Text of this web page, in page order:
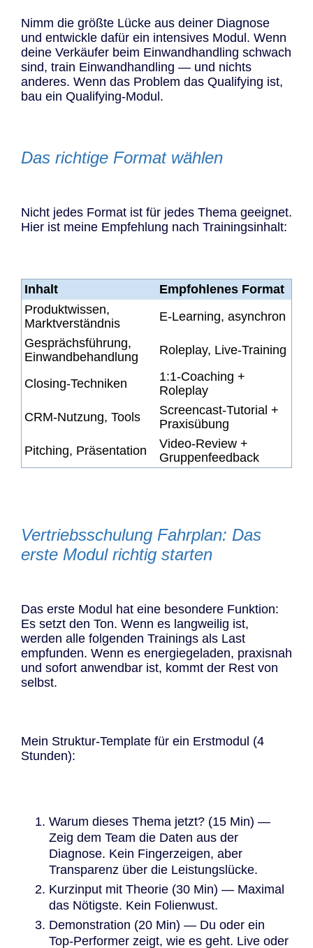
Nimm die größte Lücke aus deiner Diagnose
und entwickle dafür ein intensives Modul. Wenn
deine Verkäufer beim Einwandhandling schwach
sind, train Einwandhandling — und nichts
anderes. Wenn das Problem das Qualifying ist,
bau ein Qualifying-Modul.
Das richtige Format wählen
Nicht jedes Format ist für jedes Thema geeignet.
Hier ist meine Empfehlung nach Trainingsinhalt:
Inhalt
Empfohlenes Format
Produktwissen,
Marktverständnis
E-Learning, asynchron
Gesprächsführung,
Einwandbehandlung
Roleplay, Live-Training
Closing-Techniken
1:1-Coaching +
Roleplay
CRM-Nutzung, Tools
Screencast-Tutorial +
Praxisübung
Pitching, Präsentation
Video-Review +
Gruppenfeedback
Vertriebsschulung Fahrplan: Das
erste Modul richtig starten
Das erste Modul hat eine besondere Funktion:
Es setzt den Ton. Wenn es langweilig ist,
werden alle folgenden Trainings als Last
empfunden. Wenn es energiegeladen, praxisnah
und sofort anwendbar ist, kommt der Rest von
selbst.
Mein Struktur-Template für ein Erstmodul (4
Stunden):
Warum dieses Thema jetzt? (15 Min) —
Zeig dem Team die Daten aus der
Diagnose. Kein Fingerzeigen, aber
Transparenz über die Leistungslücke.
Kurzinput mit Theorie (30 Min) — Maximal
das Nötigste. Kein Folienwust.
Demonstration (20 Min) — Du oder ein
Top-Performer zeigt, wie es geht. Live oder